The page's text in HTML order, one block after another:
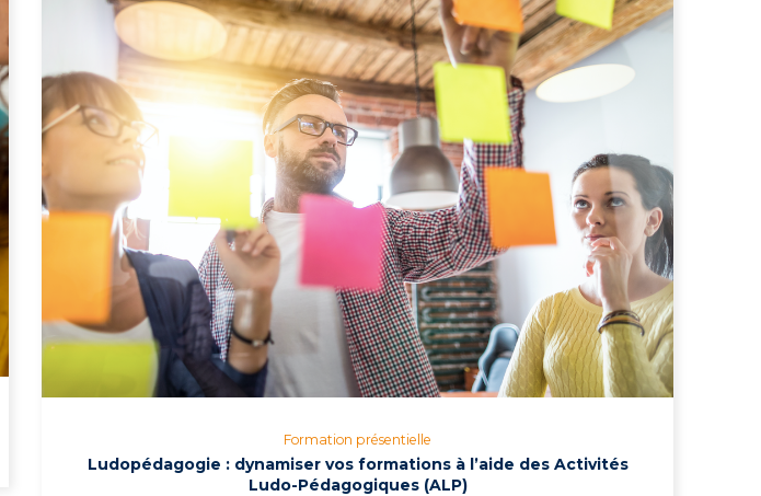
Formation présentielle
Ludopédagogie : dynamiser vos formations à l’aide des Activités
Ludo-Pédagogiques (ALP)